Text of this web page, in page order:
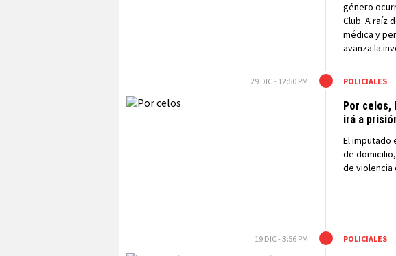
género
Club. A raíz
médica y
avanza la
29 DIC - 12:50 PM POLICIALES
Por celos,
irá a
El imputado
de
de violencia
19 DIC - 3:56 PM POLICIALES